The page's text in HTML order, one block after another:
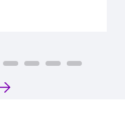
vì bài luận thiếu
›